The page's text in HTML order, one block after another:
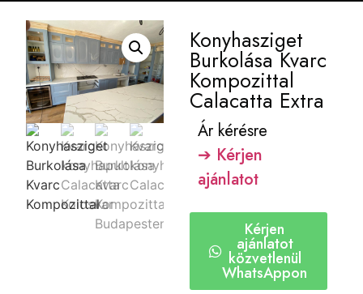
Konyhasziget
Burkolása Kvarc
Kompozittal
Calacatta Extra
Ár kérésre
➔ Kérjen
ajánlatot
Kérjen
ajánlatot
közvetlenül
WhatsAppon